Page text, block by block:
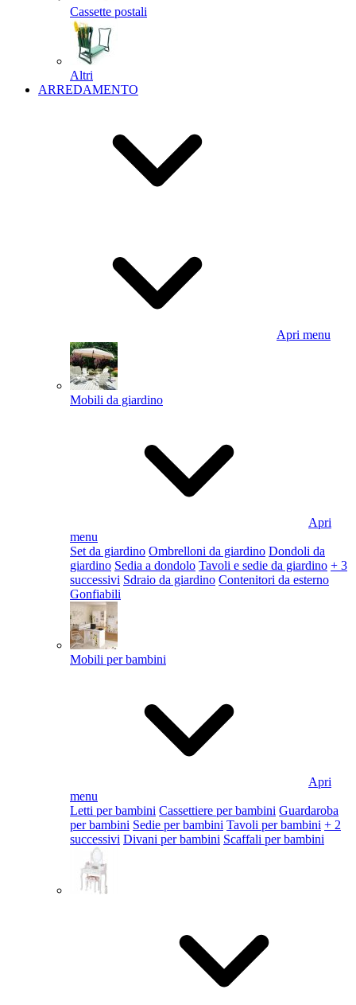
Cassette postali
Altri
ARREDAMENTO
Apri menu
Mobili da giardino
Apri
menu
Set da giardino Ombrelloni da giardino Dondoli da
giardino Sedia a dondolo Tavoli e sedie da giardino + 3
successivi Sdraio da giardino Contenitori da esterno
Gonfiabili
Mobili per bambini
Apri
menu
Letti per bambini Cassettiere per bambini Guardaroba
per bambini Sedie per bambini Tavoli per bambini + 2
successivi Divani per bambini Scaffali per bambini